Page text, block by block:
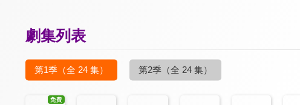
劇集列表
第1季 （全 24 集） 第2季 （全 24 集）